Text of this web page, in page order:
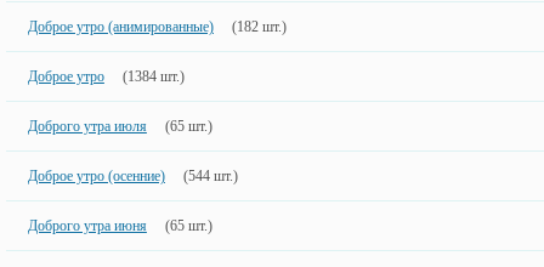
Доброе утро (анимированные) (182 шт.)
Доброе утро (1384 шт.)
Доброго утра июля (65 шт.)
Доброе утро (осенние) (544 шт.)
Доброго утра июня (65 шт.)